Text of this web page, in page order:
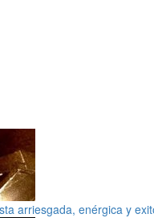
arriesgada, enérgica y